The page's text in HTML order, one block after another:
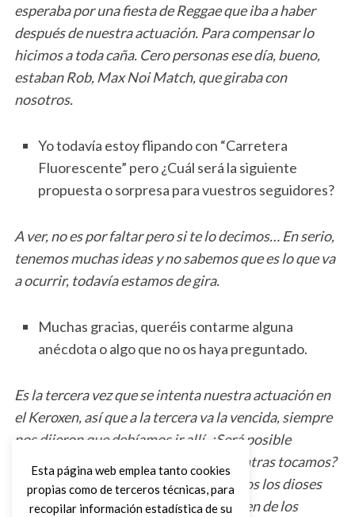
esperaba por una fiesta de Reggae que iba a haber
después de nuestra actuación. Para compensar lo
hicimos a toda caña. Cero personas ese día, bueno,
estaban Rob, Max Noi Match, que giraba con
nosotros.
Yo todavía estoy flipando con “Carretera
Fluorescente” pero ¿Cuál será la siguiente
propuesta o sorpresa para vuestros seguidores?
A ver, no es por faltar pero si te lo decimos… En serio,
tenemos muchas ideas y no sabemos que es lo que va
a ocurrir, todavía estamos de gira.
Muchas gracias, queréis contarme alguna
anécdota o algo que no os haya preguntado.
Es la tercera vez que se intenta nuestra actuación en
el Keroxen, así que a la tercera va la vencida, siempre
nos dijeron que debíamos ir allí. ¿Será posible
conectar con el centro de la tierra mientras tocamos?
A gritos intentaremos despertar a todos los dioses
dormidos por milenios, pero para el bien de los
Esta página web emplea tanto cookies
propias como de terceros técnicas, para
recopilar información estadística de su